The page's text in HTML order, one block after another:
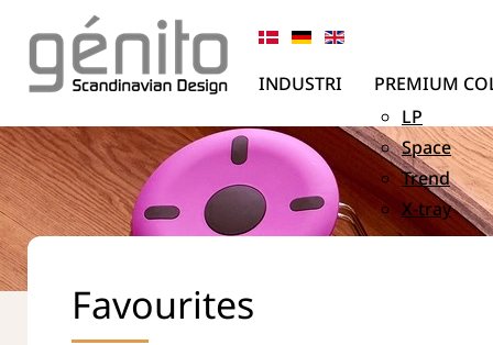
INDUSTRI
PREMIUM
LP
Space
Trend
X-tray
Favourites